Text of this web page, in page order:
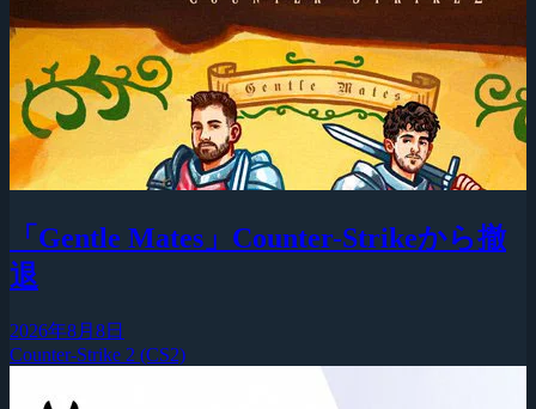
「Gentle Mates」Counter-Strikeから撤
退
2026年8月8日
Counter-Strike 2 (CS2)